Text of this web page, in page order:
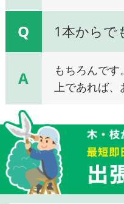
Q 1本からで
A
もちろんです
上であれば、